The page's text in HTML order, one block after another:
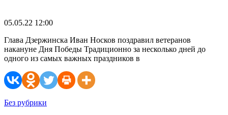
05.05.22 12:00
Глава Дзержинска Иван Носков поздравил ветеранов
накануне Дня Победы Традиционно за несколько дней до
одного из самых важных праздников в
Без рубрики